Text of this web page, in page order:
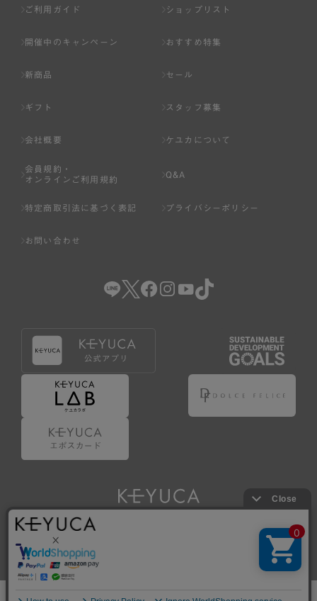
ご利用ガイド ショップリスト
開催中のキャンペーン おすすめ特集
新商品 セール
ギフト スタッフ募集
会社概要 ケユカについて
会員規約・
オンラインご利用規約
Q&A
特定商取引法に基づく表記 プライバシーポリシー
お問い合わせ
Copyright © KAWAJUN Co., Ltd. All Rights Reserved.